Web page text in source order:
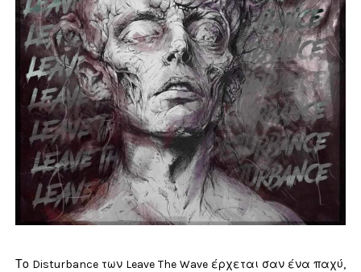
Το Disturbance των Leave The Wave έρχεται σαν ένα παχύ,